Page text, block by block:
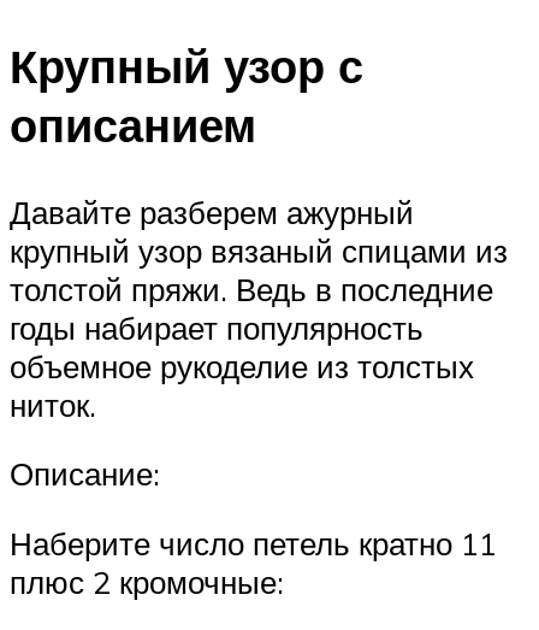
Крупный узор с
описанием
Давайте разберем ажурный
крупный узор вязаный спицами из
толстой пряжи. Ведь в последние
годы набирает популярность
объемное рукоделие из толстых
ниток.
Описание:
Наберите число петель кратно 11
плюс 2 кромочные: